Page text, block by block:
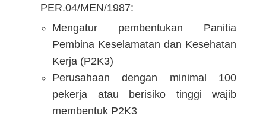
PER.04/MEN/1987:
Mengatur pembentukan Panitia
Pembina Keselamatan dan Kesehatan
Kerja (P2K3)
Perusahaan dengan minimal 100
pekerja atau berisiko tinggi wajib
membentuk P2K3